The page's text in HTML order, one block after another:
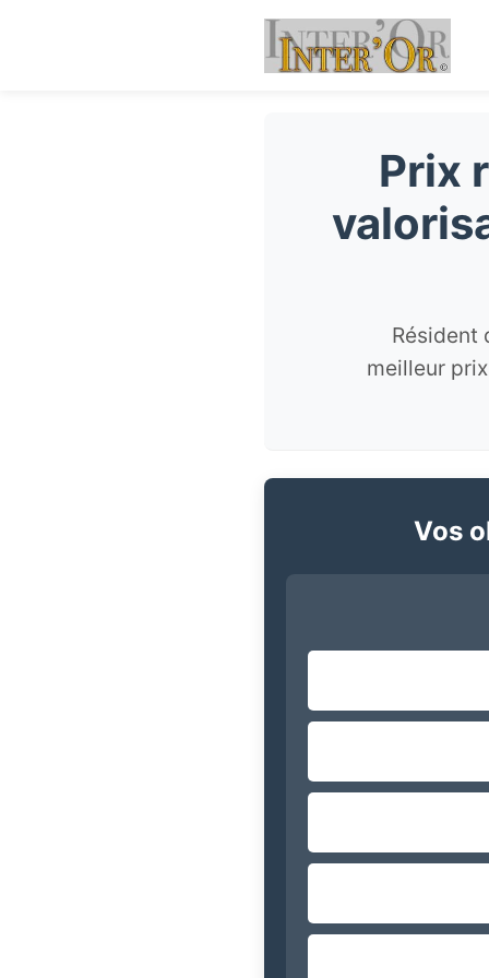
Prix
Résident
meilleur
Vos